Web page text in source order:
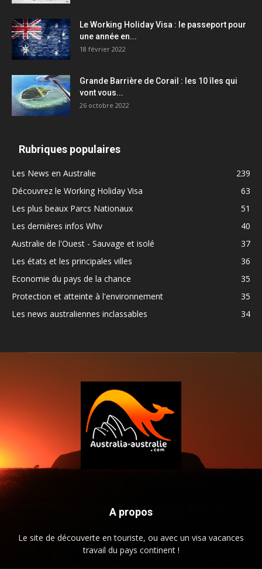
Le Working Holiday Visa : le passeport pour
une année en...
18 février 2022
Grande Barrière de Corail : les 10 îles qui
vont vous...
26 octobre 2022
Rubriques populaires
Les News en Australie
239
Découvrez le Working Holiday Visa
63
Les plus beaux Parcs Nationaux
51
Les dernières infos Whv
40
Australie de l'Ouest - Sauvage et isolé
37
Les états et les principales villes
36
Economie du pays de la chance
35
Protection et atteinte à l'environnement
35
Les news australiennes inclassables
34
A propos
Le site de découverte en touriste, ou avec un visa vacances
travail du pays continent !